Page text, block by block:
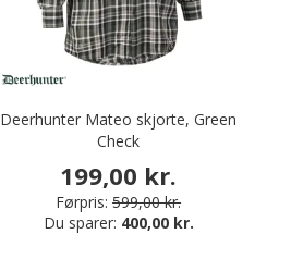
Deerhunter Mateo skjorte, Green
Check
199,00 kr.
Førpris: 599,00 kr.
Du sparer: 400,00 kr.